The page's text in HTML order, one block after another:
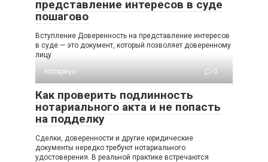
представление интересов в суде
пошагово
Вступление Доверенность на представление интересов
в суде — это документ, который позволяет доверенному
лицу
Нотариус
0
Как проверить подлинность
нотариального акта и не попасть
на подделку
Сделки, доверенности и другие юридические
документы нередко требуют нотариального
удостоверения. В реальной практике встречаются